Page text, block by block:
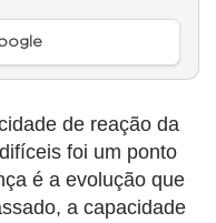
de reação da
foi um ponto
é a evolução que
a capacidade